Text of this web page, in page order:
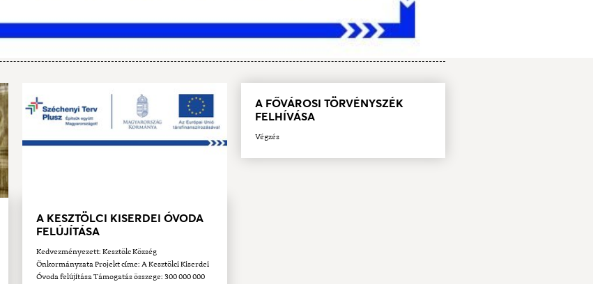
A KESZTÖLCI KISERDEI ÓVODA
FELÚJÍTÁSA
Kedvezményezett: Kesztölc Község
Önkormányzata Projekt címe: A Kesztölci Kiserdei
Óvoda felújítása Támogatás összege: 300 000 000
A FŐVÁROSI TÖRVÉNYSZÉK
FELHÍVÁSA
Végzés